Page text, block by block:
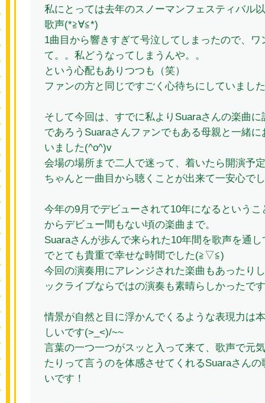
私にとっては去年のスノーマンフェスティバル
歌声(*≧∀≦*)
1曲目から響きすぎて号泣してしまったので、ワ
て。。私どうなってしまうんや。。
という心配もありつつも（笑）
ファンの方と同じですごく心待ちにしていまし
そして今回は、すでに私よりSuaraさんの楽曲
であろうSuaraさんファンでもある母親と一緒
いました(^o^)v
会場の場所まで二人で迷って、着いたら開演予
ちゃんと一曲目から聴くことが出来て一安心で
今年の9月でデビューされて10年になるという
からデビュー間もない頃の楽曲まで。
Suaraさんが歩んで来られた10年間を歌声を通
でとても貴重で幸せな時間でした(≧▽≦)
今回の演奏用にアレンジされた楽曲もあったり
ックライブならではの演奏も素晴らしかったで
情景が自然と目に浮かんでくるような表現力は
しいです(>_<)/~~
言葉の一つ一つがスッと入って来て、歌声で元
たりって言うのを体感させてくれるSuaraさん
いです！